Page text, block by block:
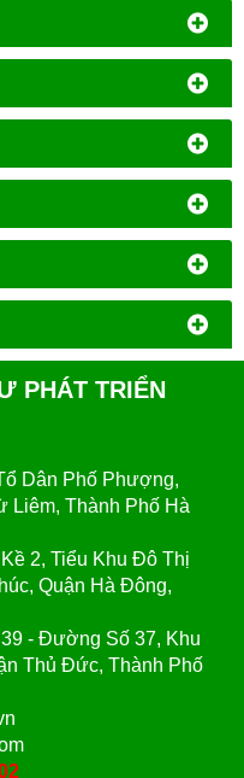
PHÁT TRIỂN
Dân Phố Phượng,
Liêm, Thành Phố Hà
2, Tiểu Khu Đô Thị
Quận Hà Đông,
- Đường Số 37, Khu
Thủ Đức, Thành Phố